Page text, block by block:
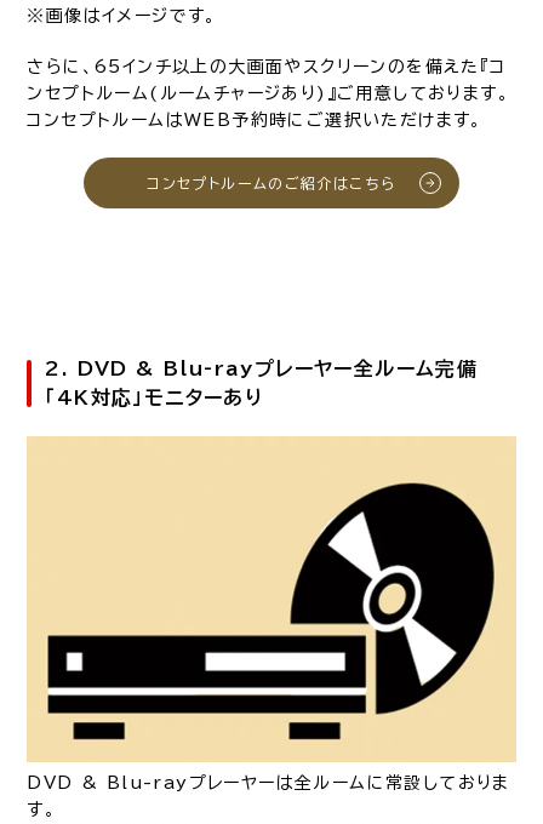
※画像はイメージです。
さらに、65インチ以上の大画面やスクリーンのを備えた『コ
ンセプトルーム(ルームチャージあり)』ご用意しております。
コンセプトルームはWEB予約時にご選択いただけます。
コンセプトルームのご紹介はこちら
2. DVD & Blu-rayプレーヤー全ルーム完備
「4K対応」モニターあり
DVD & Blu-rayプレーヤーは全ルームに常設しておりま
す。